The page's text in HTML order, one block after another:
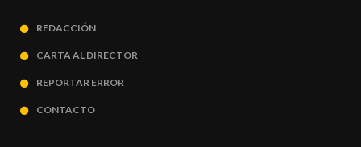
REDACCIÓN
CARTA AL DIRECTOR
REPORTAR ERROR
CONTACTO